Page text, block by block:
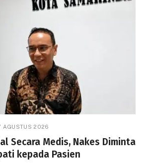
AGUSTUS 2026
Secara Medis, Nakes Diminta
kepada Pasien